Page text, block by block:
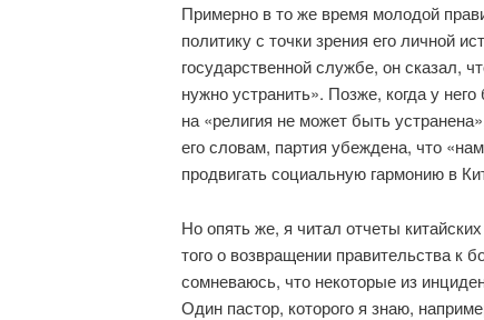
Примерно в то же время молодой
политику с точки зрения его личной
государственной службе, он сказал,
нужно устранить». Позже, когда у
на «религия не может быть
его словам, партия убеждена, что
продвигать социальную гармонию в
Но опять же, я читал отчеты
того о возвращении правительства к
сомневаюсь, что некоторые из
Один пастор, которого я знаю,